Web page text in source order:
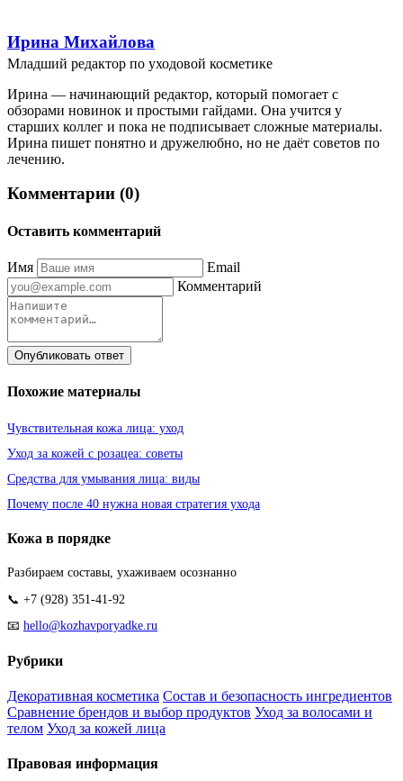
Ирина Михайлова
Младший редактор по уходовой косметике
Ирина — начинающий редактор, который помогает с
обзорами новинок и простыми гайдами. Она учится у
старших коллег и пока не подписывает сложные материалы.
Ирина пишет понятно и дружелюбно, но не даёт советов по
лечению.
Комментарии (0)
Оставить комментарий
Имя
Email
Комментарий
Опубликовать ответ
Похожие материалы
Чувствительная кожа лица: уход
Уход за кожей с розацеа: советы
Средства для умывания лица: виды
Почему после 40 нужна новая стратегия ухода
Кожа в порядке
Разбираем составы, ухаживаем осознанно
📞 +7 (928) 351-41-92
📧 hello@kozhavporyadke.ru
Рубрики
Декоративная косметика Состав и безопасность ингредиентов
Сравнение брендов и выбор продуктов Уход за волосами и
телом Уход за кожей лица
Правовая информация